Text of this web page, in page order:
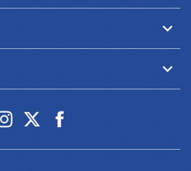
keyboard_arrow_down
keyboard_arrow_down